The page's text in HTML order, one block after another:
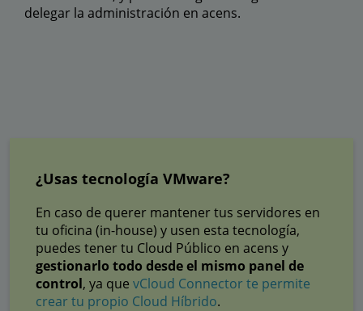
delegar la administración en acens.
¿Usas tecnología VMware?
En caso de querer mantener tus servidores en
tu oficina (in-house) y usen esta tecnología,
puedes tener tu Cloud Público en acens y
gestionarlo todo desde el mismo panel de
control, ya que vCloud Connector te permite
crear tu propio Cloud Híbrido.